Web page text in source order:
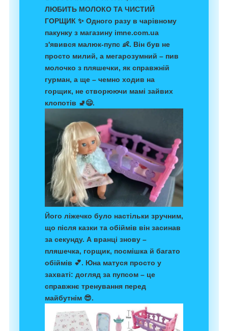
ЛЮБИТЬ МОЛОКО ТА ЧИСТИЙ
ГОРЩИК ✨ Одного разу в чарівному
пакунку з магазину imne.com.ua
з'явився малюк-пупс 👶. Він був не
просто милий, а мегарозумний – пив
молочко з пляшечки, як справжній
гурман, а ще – чемно ходив на
горщик, не створюючи мамі зайвих
клопотів 🚽😄.
Його ліжечко було настільки зручним,
що після казки та обіймів він засинав
за секунду. А вранці знову –
пляшечка, горщик, посмішка й багато
обіймів 💕. Юна матуся просто у
захваті: догляд за пупсом – це
справжнє тренування перед
майбутнім 😎.